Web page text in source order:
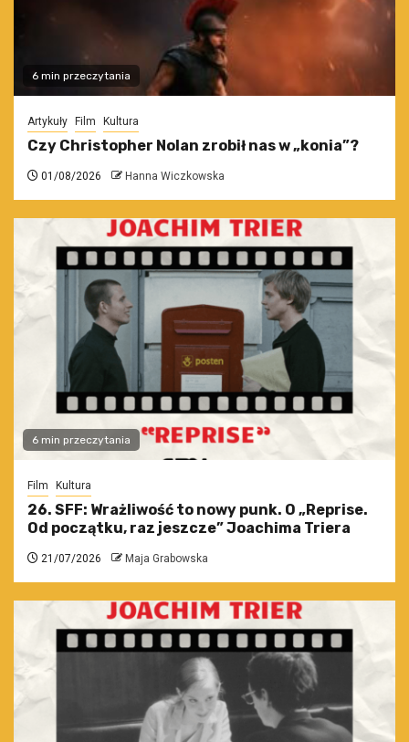
6 min przeczytania
Artykuły Film Kultura
Czy Christopher Nolan zrobił nas w „konia”?
01/08/2026 Hanna Wiczkowska
6 min przeczytania
Film Kultura
26. SFF: Wrażliwość to nowy punk. O „Reprise.
Od początku, raz jeszcze” Joachima Triera
21/07/2026 Maja Grabowska